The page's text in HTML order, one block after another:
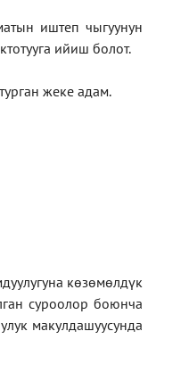
иштеп чыгуунун
ийиш болот.
жеке адам.
көзөмөлдүк
суроолор боюнча
макулдашуусунда